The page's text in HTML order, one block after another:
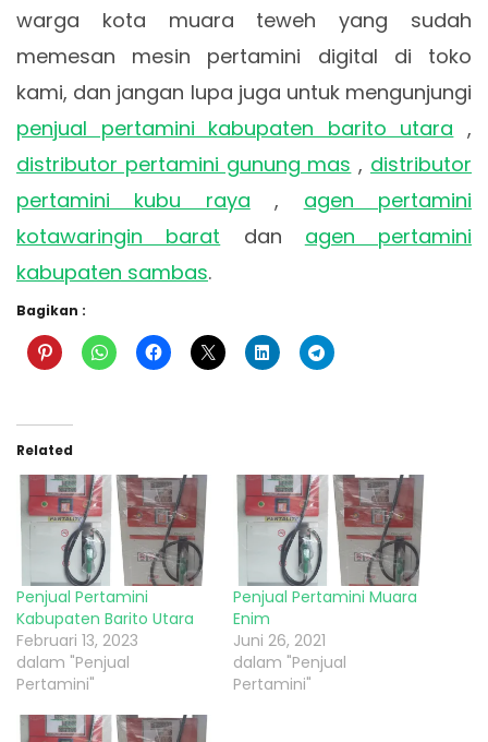
warga kota muara teweh yang sudah
memesan mesin pertamini digital di toko
kami, dan jangan lupa juga untuk mengunjungi
penjual pertamini kabupaten barito utara ,
distributor pertamini gunung mas , distributor
pertamini kubu raya , agen pertamini
kotawaringin barat dan agen pertamini
kabupaten sambas.
Bagikan :
Related
Penjual Pertamini
Kabupaten Barito Utara
Februari 13, 2023
dalam "Penjual
Pertamini"
Penjual Pertamini Muara
Enim
Juni 26, 2021
dalam "Penjual
Pertamini"